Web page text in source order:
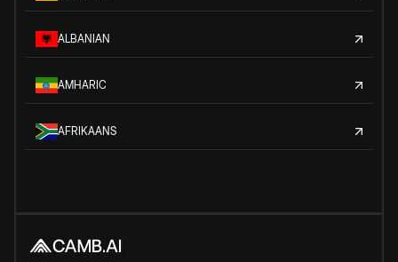
ALBANIAN
AMHARIC
AFRIKAANS